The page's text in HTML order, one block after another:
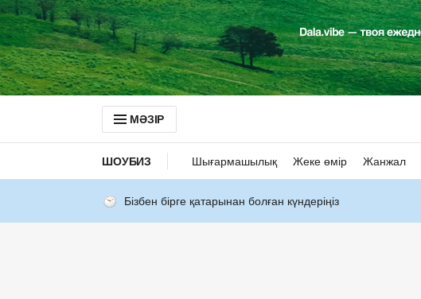
МӘЗІР
ШОУБИЗ Шығармашылық Жеке өмір Жанжал
Бізбен бірге қатарынан болған күндеріңіз